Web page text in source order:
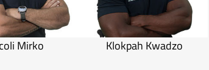
Mirko Klokpah Kwadzo